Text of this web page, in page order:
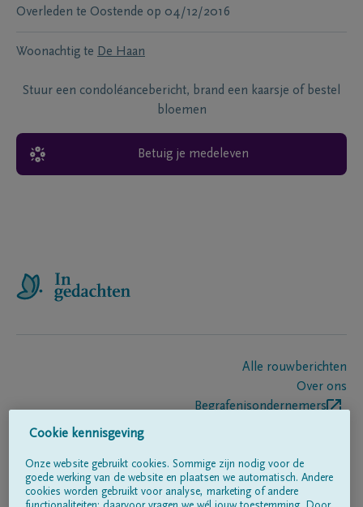
Overleden te Oostende op 04/12/2016
Woonachtig te De Haan
Stuur een condoléancebericht, brand een kaarsje of bestel
bloemen
Betuig je medeleven
Alle rouwberichten
Over ons
Begrafenisondernemers
Volg ons op
Cookie kennisgeving
Onze website gebruikt cookies. Sommige zijn nodig voor de
goede werking van de website en plaatsen we automatisch. Andere
cookies worden gebruikt voor analyse, marketing of andere